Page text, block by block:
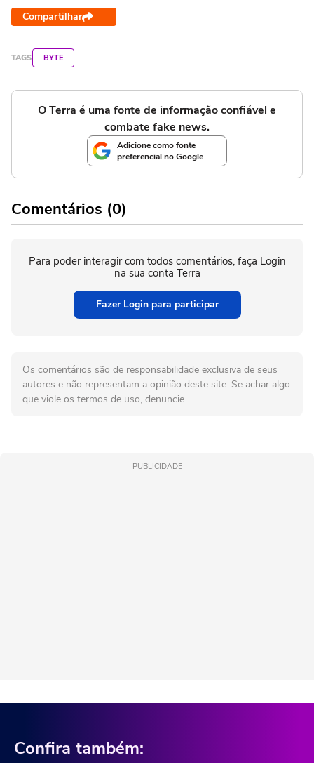
Compartilhar
TAGS BYTE
O Terra é uma fonte de informação confiável e
combate fake news.
Adicione como fonte
preferencial no Google
Comentários (0)
Para poder interagir com todos comentários, faça Login
na sua conta Terra
Fazer Login para participar
Os comentários são de responsabilidade exclusiva de seus
autores e não representam a opinião deste site. Se achar algo
que viole os termos de uso, denuncie.
PUBLICIDADE
Confira também: